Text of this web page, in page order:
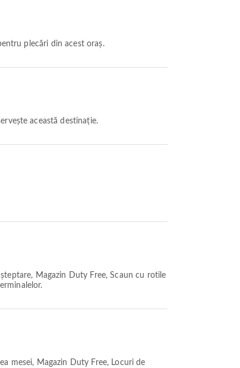
plecări din acest oraș.
această destinație.
Magazin Duty Free, Scaun cu rotile
mesei, Magazin Duty Free, Locuri de